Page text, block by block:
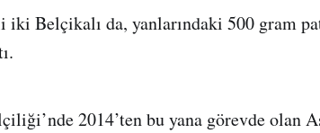
iki Belçikalı da, yanlarındaki 500 gram
2014’ten bu yana görevde olan